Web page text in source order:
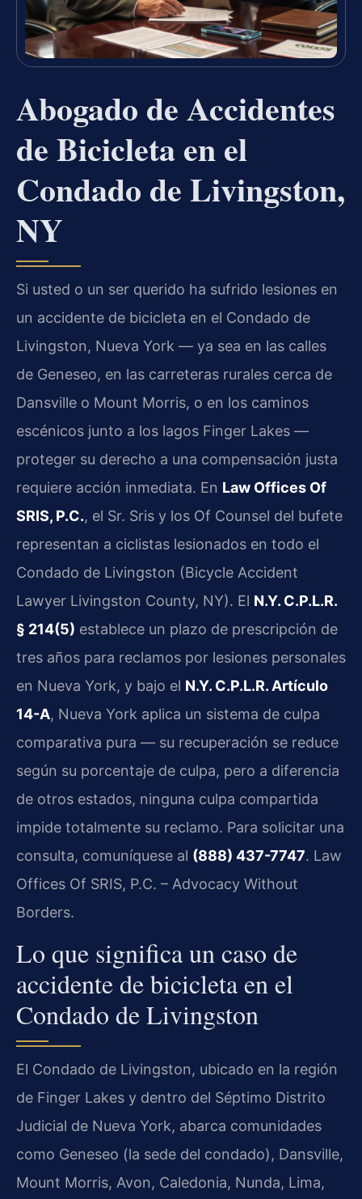
Abogado de Accidentes
de Bicicleta en el
Condado de Livingston,
NY
Si usted o un ser querido ha sufrido lesiones en
un accidente de bicicleta en el Condado de
Livingston, Nueva York — ya sea en las calles
de Geneseo, en las carreteras rurales cerca de
Dansville o Mount Morris, o en los caminos
escénicos junto a los lagos Finger Lakes —
proteger su derecho a una compensación justa
requiere acción inmediata. En Law Offices Of
SRIS, P.C., el Sr. Sris y los Of Counsel del bufete
representan a ciclistas lesionados en todo el
Condado de Livingston (Bicycle Accident
Lawyer Livingston County, NY). El N.Y. C.P.L.R.
§ 214(5) establece un plazo de prescripción de
tres años para reclamos por lesiones personales
en Nueva York, y bajo el N.Y. C.P.L.R. Artículo
14-A, Nueva York aplica un sistema de culpa
comparativa pura — su recuperación se reduce
según su porcentaje de culpa, pero a diferencia
de otros estados, ninguna culpa compartida
impide totalmente su reclamo. Para solicitar una
consulta, comuníquese al (888) 437-7747. Law
Offices Of SRIS, P.C. – Advocacy Without
Borders.
Lo que significa un caso de
accidente de bicicleta en el
Condado de Livingston
El Condado de Livingston, ubicado en la región
de Finger Lakes y dentro del Séptimo Distrito
Judicial de Nueva York, abarca comunidades
como Geneseo (la sede del condado), Dansville,
Mount Morris, Avon, Caledonia, Nunda, Lima,